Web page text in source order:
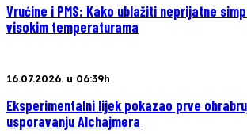
Vrućine i PMS: Kako ublažiti neprijatne
visokim temperaturama
16.07.2026. u 06:39h
Eksperimentalni lijek pokazao prve
usporavanju Alchajmera